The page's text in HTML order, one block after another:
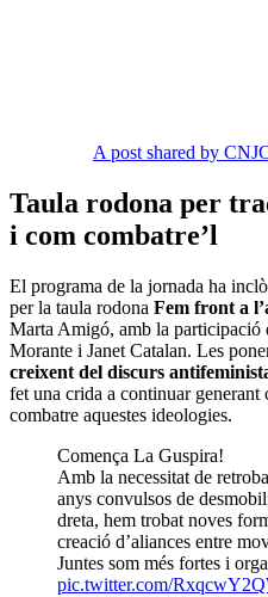
A post shared by
Taula rodona per
i com combatre’l
El programa de la jornada ha
per la taula rodona Fem front a
Marta Amigó, amb la
Morante i Janet Catalan. Les
creixent del discurs
fet una crida a continuar generant
combatre aquestes ideologies.
Comença La Guspira!
Amb la necessitat de
anys convulsos de
dreta, hem trobat noves
creació d’aliances entre
Juntes som més fortes i
pic.twitter.com/